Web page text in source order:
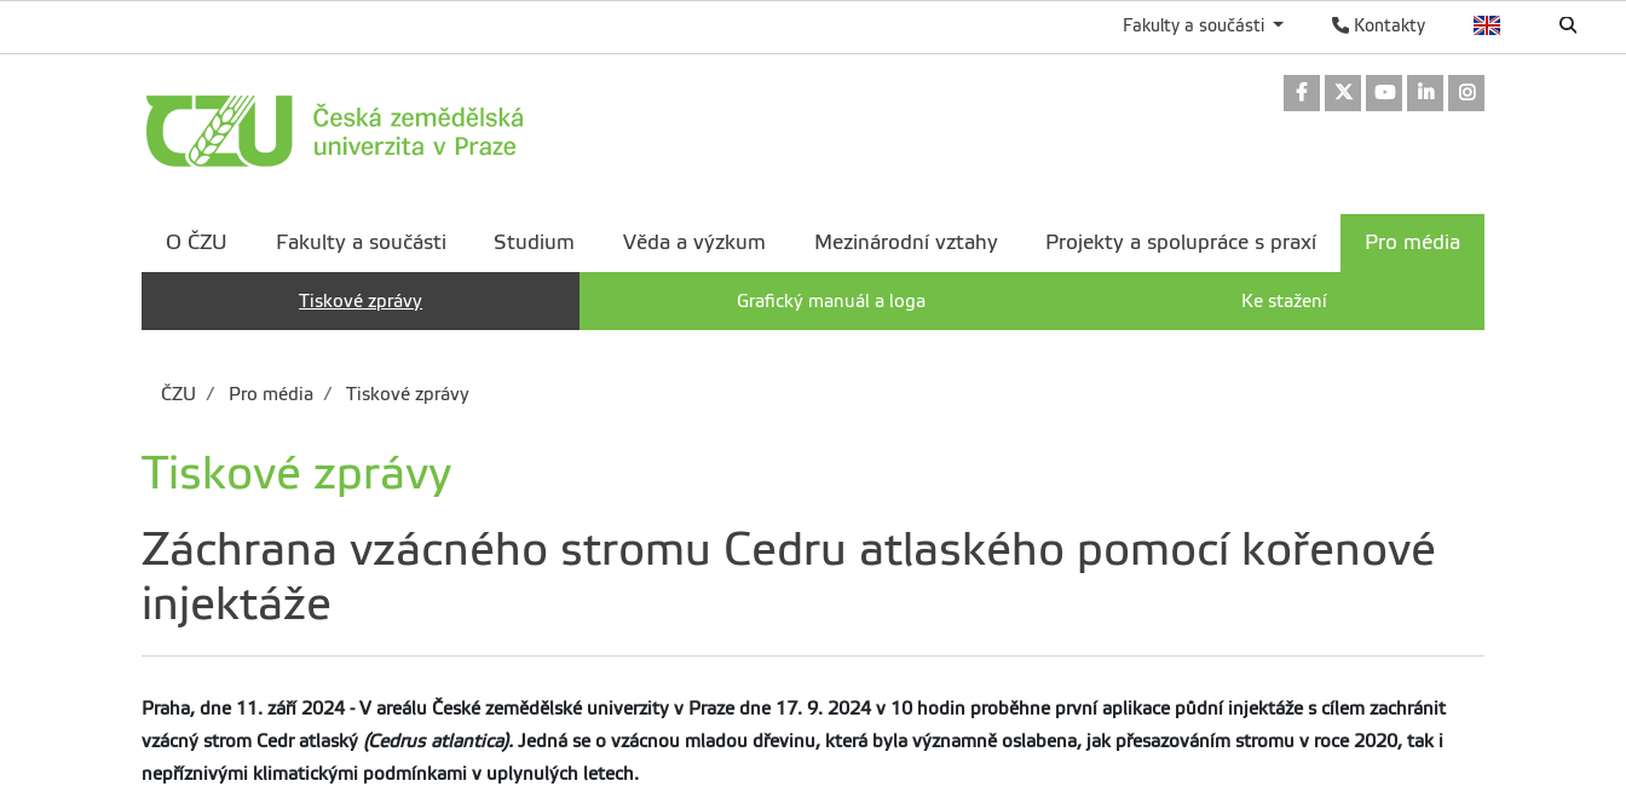
Kontakty
Fakulty a součásti
Odkaz na Facebook
Odkaz na Twitter
Odkaz na Youtube
Odkaz na LinkedIn
O ČZU Fakulty a součásti Studium Věda a výzkum Mezinárodní vztahy Projekty a spolupráce s praxí Pro média
Tiskové zprávy Grafický manuál a loga Ke stažení
ČZU Pro média Tiskové zprávy
Tiskové zprávy
Záchrana vzácného stromu Cedru atlaského pomocí kořenové
injektáže
Praha, dne 11. září 2024 - V areálu České zemědělské univerzity v Praze dne 17. 9. 2024 v 10 hodin proběhne první aplikace půdní injektáže s cílem zachránit
vzácný strom Cedr atlaský (Cedrus atlantica). Jedná se o vzácnou mladou dřevinu, která byla významně oslabena, jak přesazováním stromu v roce 2020, tak i
nepříznivými klimatickými podmínkami v uplynulých letech.